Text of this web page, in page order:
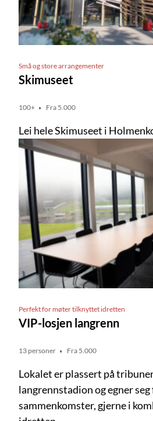
Små og store arrangementer
Skimuseet
100+ Fra 5.000
Lei hele Skimuseet i
Perfekt for møter tilknyttet idretten
VIP-losjen langrenn
13 personer Fra 5.000
Lokalet er plassert på
langrennstadion og egner
sammenkomster, gjerne i